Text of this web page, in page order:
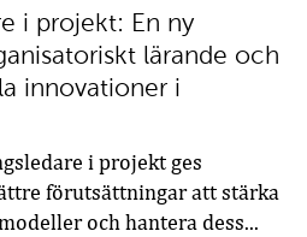
i projekt: En ny
lärande och
innovationer i
i projekt ges
förutsättningar att stärka
och hantera dess...